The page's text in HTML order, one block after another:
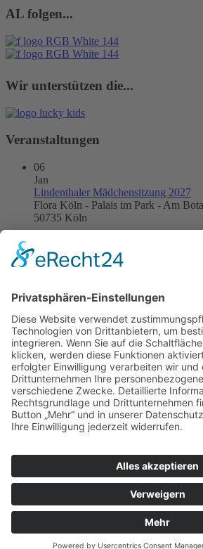
AL folgen...
Wir unterstützen die...
Veranstaltungen
06
Jan
Lindenthaler Mädchensitzung 2027
Flora Köln - Palais im Park - Am
50735 Köln
Jan
Kneipensitzung 2027
Jan
Kinderkostümsitzung 2027
Apostelgymnasium, Biggestraße 2,
31
Jan
Große Jubiläumssitzung
Flora Köln - Palais im Park - Am
50735 Köln
04
Feb
Hermeskeiler Platz
Datenschutzerklärung
Ordentliches Mitglied im Festkomitee